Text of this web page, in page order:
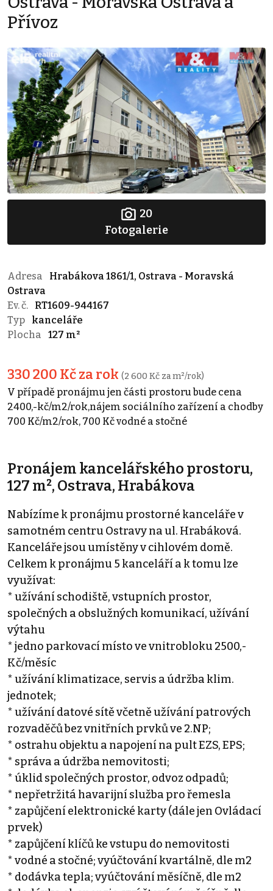
Přívoz
20
Fotogalerie
Adresa
Hrabákova 1861/1, Ostrava - Moravská
Ostrava
Ev. č.
RT1609-944167
Typ
kanceláře
Plocha
127 m²
330 200 Kč za rok (2 600 Kč za m²/rok)
V případě pronájmu jen části prostoru bude cena
2400,-kč/m2/rok,nájem sociálního zařízení a chodby
700 Kč/m2/rok, 700 Kč vodné a stočné
Pronájem kancelářského prostoru,
127 m², Ostrava, Hrabákova
Nabízíme k pronájmu prostorné kanceláře v
samotném centru Ostravy na ul. Hrabáková.
Kanceláře jsou umístěny v cihlovém domě.
Celkem k pronájmu 5 kanceláří a k tomu lze
využívat:
* užívání schodiště, vstupních prostor,
společných a obslužných komunikací, užívání
výtahu
* jedno parkovací místo ve vnitrobloku 2500,-
Kč/měsíc
* užívání klimatizace, servis a údržba klim.
jednotek;
* užívání datové sítě včetně užívání patrových
rozvaděčů bez vnitřních prvků ve 2.NP;
* ostrahu objektu a napojení na pult EZS, EPS;
* správa a údržba nemovitosti;
* úklid společných prostor, odvoz odpadů;
* nepřetržitá havarijní služba pro řemesla
* zapůjčení elektronické karty (dále jen Ovládací
prvek)
* zapůjčení klíčů ke vstupu do nemovitosti
* vodné a stočné; vyúčtování kvartálně, dle m2
* dodávka tepla; vyúčtování měsíčně, dle m2